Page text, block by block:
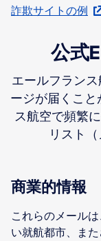
詐欺サイトの例
公式
エールフラン
ージが届くこ
ス航空で頻繁
リスト
商業的情報
これらのメール
い就航都市、ま